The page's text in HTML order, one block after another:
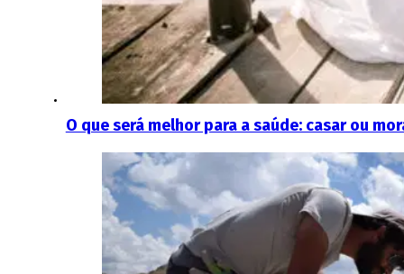
O que será melhor para a saúde: casar ou